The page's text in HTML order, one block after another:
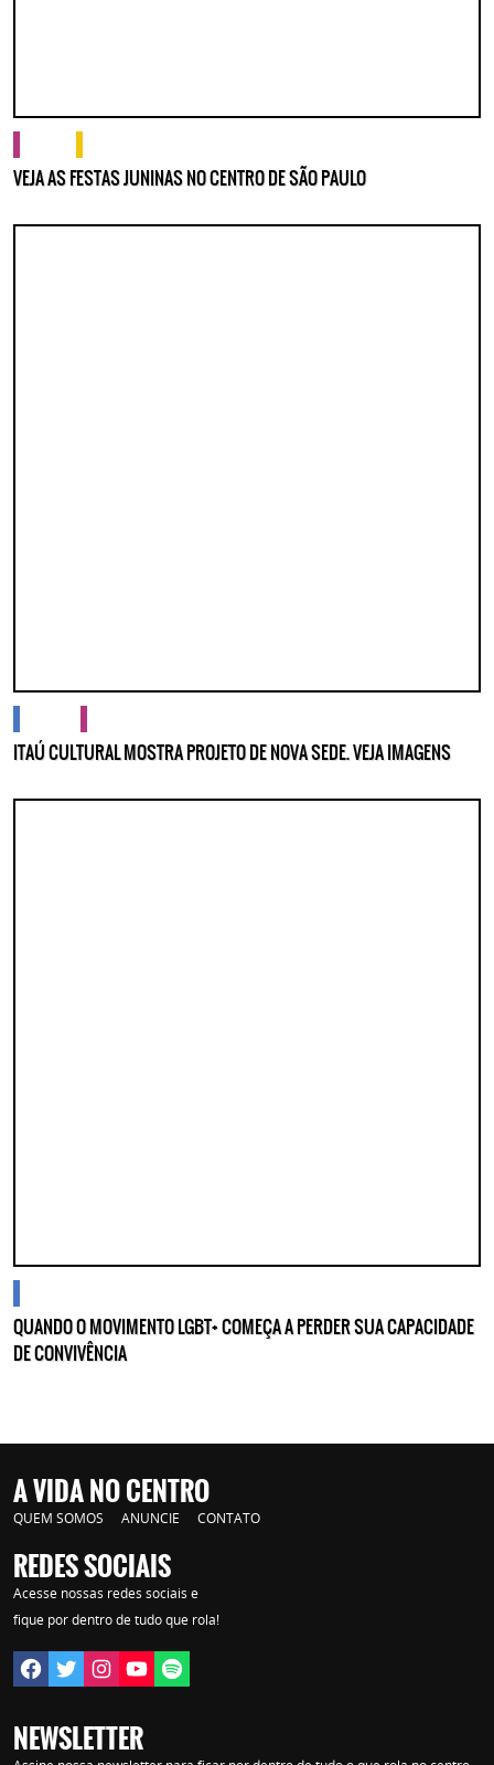
VEJA AS FESTAS JUNINAS NO CENTRO DE SÃO PAULO
ITAÚ CULTURAL MOSTRA PROJETO DE NOVA SEDE. VEJA IMAGENS
QUANDO O MOVIMENTO LGBT+ COMEÇA A PERDER SUA CAPACIDADE
DE CONVIVÊNCIA
A VIDA NO CENTRO
QUEM SOMOS ANUNCIE CONTATO
REDES SOCIAIS
Acesse nossas redes sociais e
fique por dentro de tudo que rola!
NEWSLETTER